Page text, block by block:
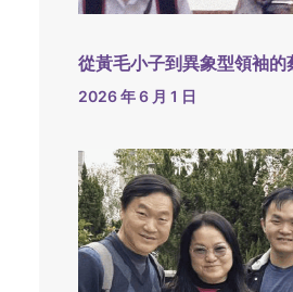
從黃毛小子到異象型領袖
2026 年 6 月 1 日